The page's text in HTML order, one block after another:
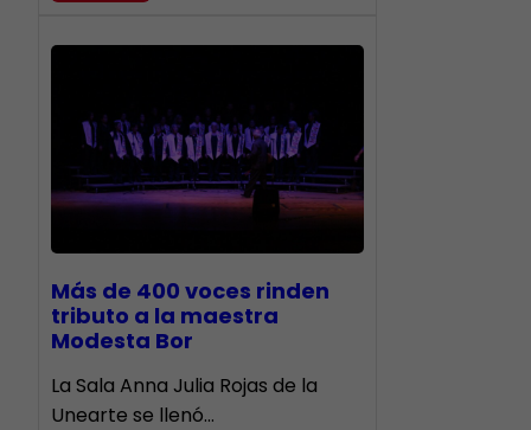
Más de 400 voces rinden
tributo a la maestra
Modesta Bor
​La Sala Anna Julia Rojas de la
Unearte se llenó…